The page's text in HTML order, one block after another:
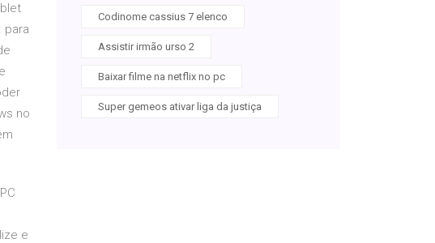
para
no
e
Codinome cassius 7 elenco
Assistir irmão urso 2
Baixar filme na netflix no pc
Super gemeos ativar liga da justiça